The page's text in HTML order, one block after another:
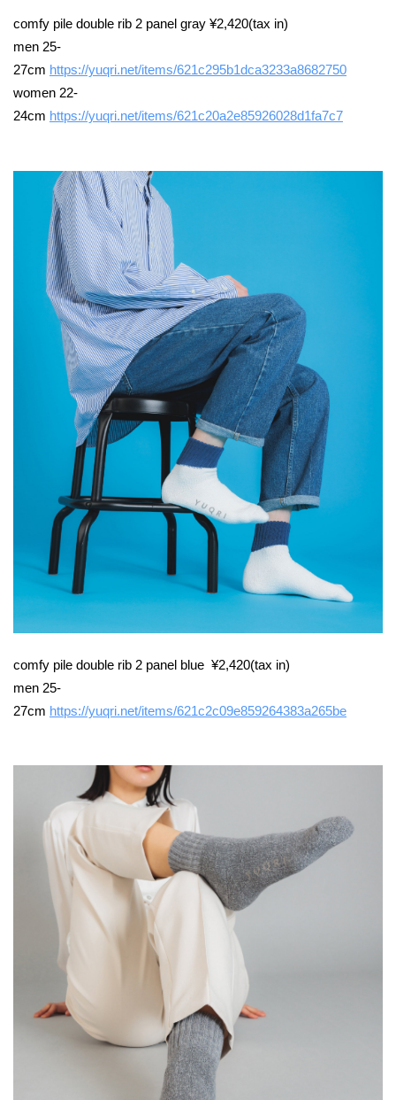
comfy pile double rib 2 panel gray ¥2,420(tax in)
men 25-
27cm https://yuqri.net/items/621c295b1dca3233a8682750
women 22-
24cm https://yuqri.net/items/621c20a2e85926028d1fa7c7
comfy pile double rib 2 panel blue ¥2,420(tax in)
men 25-
27cm https://yuqri.net/items/621c2c09e859264383a265be